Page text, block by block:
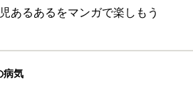
あるあるをマンガで楽しもう
病気